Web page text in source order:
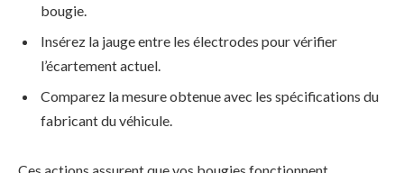
bougie.
Insérez la jauge entre les électrodes pour vérifier
l’écartement actuel.
Comparez la mesure obtenue avec les spécifications du
fabricant du véhicule.